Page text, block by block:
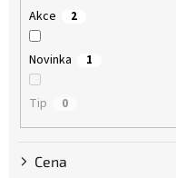
Akce 2
Novinka 1
Tip 0
Cena